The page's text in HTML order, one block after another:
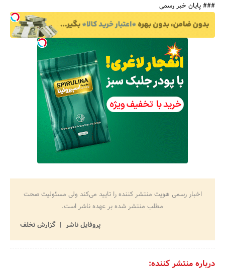
### پایان خبر رسمی
اخبار رسمی هویت منتشر کننده را تایید می‌کند ولی مسئولیت صحت
مطلب منتشر شده بر عهده ناشر است.
پروفایل ناشر
گزارش تخلف
درباره منتشر کننده: